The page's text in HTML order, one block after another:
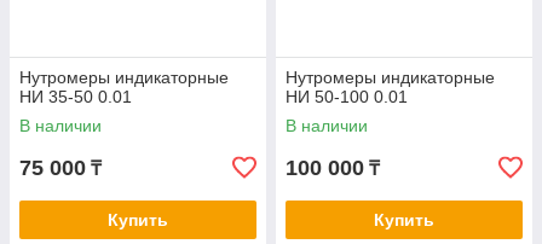
Нутромеры индикаторные
НИ 35-50 0.01
В наличии
75 000 ₸
Купить
Нутромеры индикаторные
НИ 50-100 0.01
В наличии
100 000 ₸
Купить